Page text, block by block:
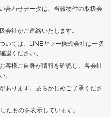
合わせデータは、当該物件の取扱会
社がご連絡いたします。
いては、LINEヤフー株式会社は一切
ください。
客様ご自身が情報を確認し、各会社
あります。あらかじめご了承くださ
たものを表示しています。